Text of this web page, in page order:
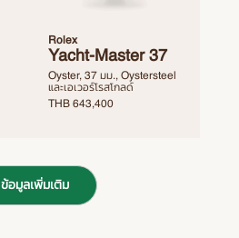
Rolex
Yacht-Master 37
Oyster, 37 มม., Oystersteel
และเอเวอร์โรสโกลด์
THB 643,400
ข้อมูลเพิ่มเติม